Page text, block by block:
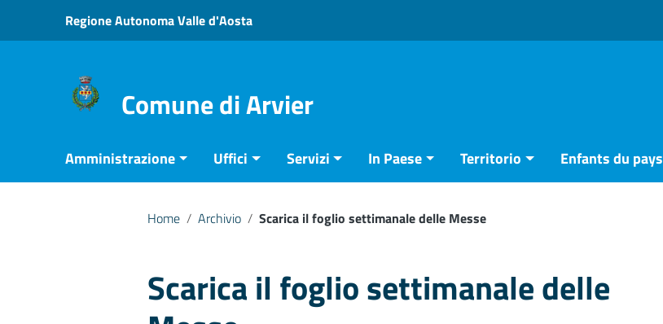
Vai ai contenuti
Vai al menu di navigazione
Regione Autonoma Valle d'Aosta
Comune di Arvier
Amministrazione Uffici Servizi In Paese Territorio Enfants du pays
Home / Archivio / Scarica il foglio settimanale delle Messe
Scarica il foglio settimanale delle